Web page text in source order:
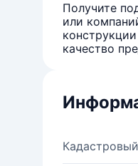
Получите
или
качество